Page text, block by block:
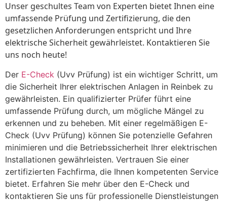
Unser geschultes Team von Experten bietet Ihnen eine
umfassende Prüfung und Zertifizierung, die den
gesetzlichen Anforderungen entspricht und Ihre
elektrische Sicherheit gewährleistet. Kontaktieren Sie
uns noch heute!
Der E-Check (Uvv Prüfung) ist ein wichtiger Schritt, um
die Sicherheit Ihrer elektrischen Anlagen in Reinbek zu
gewährleisten. Ein qualifizierter Prüfer führt eine
umfassende Prüfung durch, um mögliche Mängel zu
erkennen und zu beheben. Mit einer regelmäßigen E-
Check (Uvv Prüfung) können Sie potenzielle Gefahren
minimieren und die Betriebssicherheit Ihrer elektrischen
Installationen gewährleisten. Vertrauen Sie einer
zertifizierten Fachfirma, die Ihnen kompetenten Service
bietet. Erfahren Sie mehr über den E-Check und
kontaktieren Sie uns für professionelle Dienstleistungen